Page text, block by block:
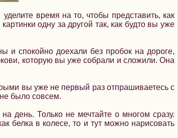
время на то, чтобы представить, как
одну за другой так, как будто вы уже
и спокойно доехали без пробок на дороге,
которую вы уже собрали и сложили. Она
вы уже не первый раз отпрашиваетесь с
было совсем.
день. Только не мечтайте о многом сразу.
белка в колесе, то и тут можно нарисовать